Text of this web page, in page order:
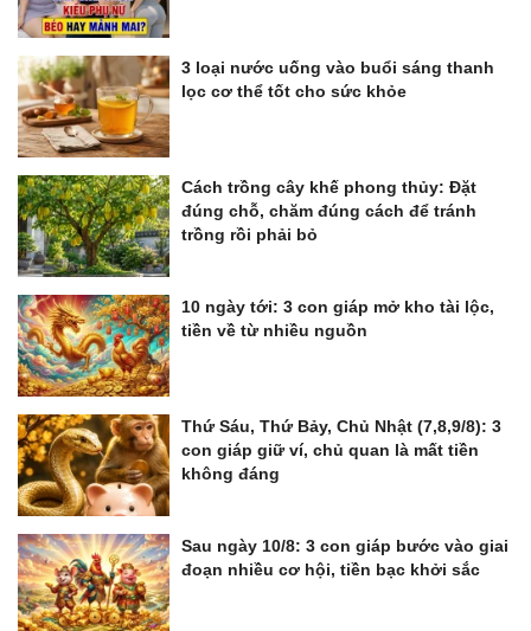
3 loại nước uống vào buổi sáng thanh
lọc cơ thể tốt cho sức khỏe
Cách trồng cây khế phong thủy: Đặt
đúng chỗ, chăm đúng cách để tránh
trồng rồi phải bỏ
10 ngày tới: 3 con giáp mở kho tài lộc,
tiền về từ nhiều nguồn
Thứ Sáu, Thứ Bảy, Chủ Nhật (7,8,9/8): 3
con giáp giữ ví, chủ quan là mất tiền
không đáng
Sau ngày 10/8: 3 con giáp bước vào giai
đoạn nhiều cơ hội, tiền bạc khởi sắc